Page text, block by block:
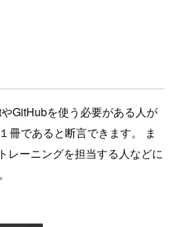
GitHubを使う必要がある人が
冊であると断言できます。 ま
レーニングを担当する人などに